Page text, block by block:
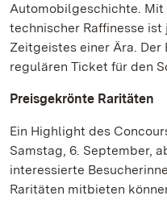
Automobilgeschichte. Mit
technischer Raffinesse
Zeitgeistes einer Ära.
regulären Ticket für den
Preisgekrönte Raritäten
Ein Highlight des
Samstag, 6. September,
interessierte
Raritäten mitbieten